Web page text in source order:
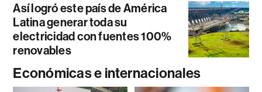
Así logró este país de América
Latina generar toda su
electricidad con fuentes 100%
renovables
Económicas e internacionales